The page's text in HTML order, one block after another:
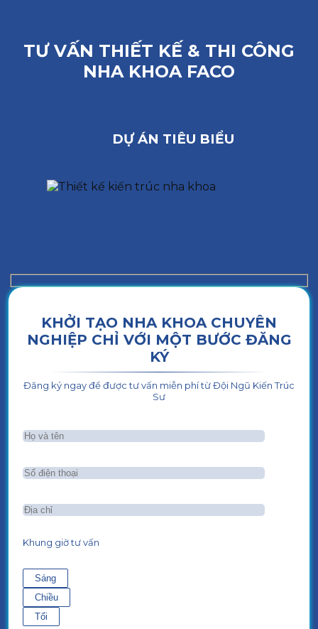
TƯ VẤN THIẾT KẾ & THI CÔNG
NHA KHOA FACO
DỰ ÁN TIÊU BIỂU
KHỞI TẠO NHA KHOA CHUYÊN
NGHIỆP CHỈ VỚI MỘT BƯỚC ĐĂNG
KÝ
Đăng ký ngay để được tư vấn miễn phí từ Đội Ngũ Kiến Trúc
Sư
Khung giờ tư vấn
Sáng
Chiều
Tối